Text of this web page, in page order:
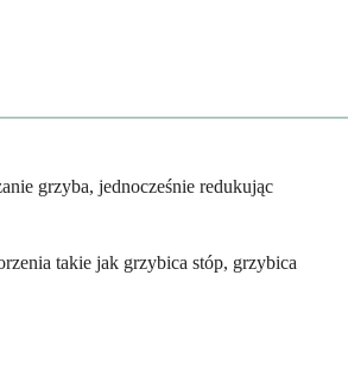
grzyba, jednocześnie redukując
takie jak grzybica stóp, grzybica